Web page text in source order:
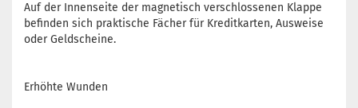
Auf der Innenseite der magnetisch verschlossenen Klappe
befinden sich praktische Fächer für Kreditkarten, Ausweise
oder Geldscheine.
Erhöhte Wunden